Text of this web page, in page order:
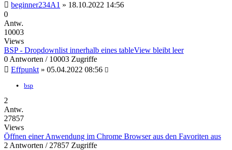
beginner234A1 » 18.10.2022 14:56
0
Antw.
10003
Views
BSP - Dropdownlist innerhalb eines tableView bleibt leer
0 Antworten / 10003 Zugriffe
Effpunkt » 05.04.2022 08:56
bsp
2
Antw.
27857
Views
Öffnen einer Anwendung im Chrome Browser aus den Favoriten aus
2 Antworten / 27857 Zugriffe